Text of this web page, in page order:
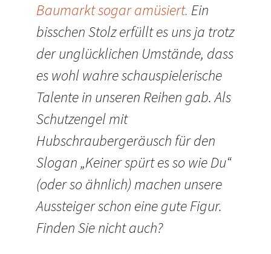
Baumarkt sogar amüsiert. Ein
bisschen Stolz erfüllt es uns ja trotz
der unglücklichen Umstände, dass
es wohl wahre schauspielerische
Talente in unseren Reihen gab. Als
Schutzengel mit
Hubschraubergeräusch für den
Slogan „Keiner spürt es so wie Du“
(oder so ähnlich) machen unsere
Aussteiger schon eine gute Figur.
Finden Sie nicht auch?